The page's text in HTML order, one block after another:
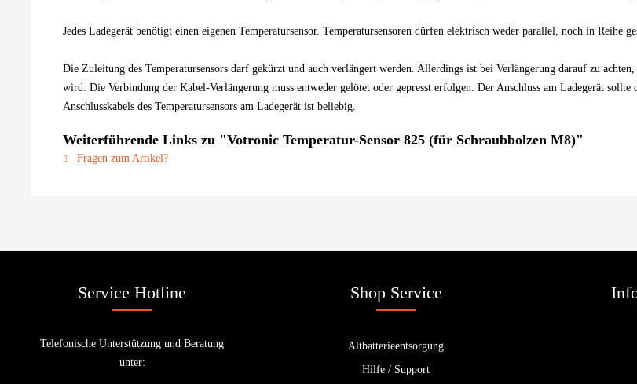
Jedes Ladegerät benötigt einen eigenen Temperatursensor. Temperatursensoren dürfen elektrisch weder parallel, noch in Reihe
Die Zuleitung des Temperatursensors darf gekürzt und auch verlängert werden. Allerdings ist bei Verlängerung darauf zu
wird. Die Verbindung der Kabel-Verlängerung muss entweder gelötet oder gepresst erfolgen. Der Anschluss am Ladegerät
Anschlusskabels des Temperatursensors am Ladegerät ist beliebig.
Weiterführende Links zu "Votronic Temperatur-Sensor 825 (für Schraubbolzen M8)"
Fragen zum Artikel?
Service Hotline
Telefonische Unterstützung und Beratung
unter:
Shop Service
Altbatterieentsorgung
Hilfe / Support